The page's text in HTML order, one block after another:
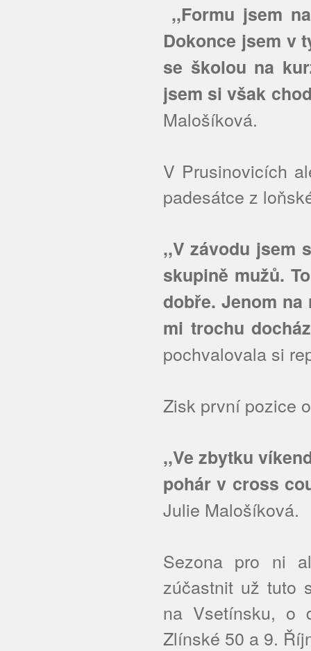
,,Formu jsem
Dokonce jsem v
se školou na
jsem si však
Malošíková.
V Prusinovicích
padesátce z
,,V závodu jsem
skupině mužů.
dobře. Jenom
mi trochu
pochvalovala si
Zisk první pozice
,,Ve zbytku
pohár v cross
Julie Malošíková.
Sezona pro ni
zúčastnit už tuto
na Vsetínsku, o
Zlínské 50 a 9.